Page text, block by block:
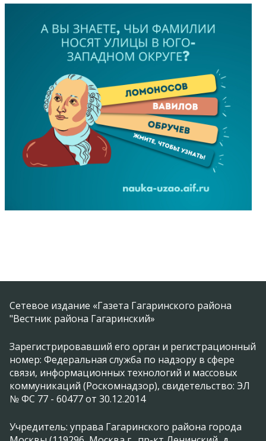
Сетевое издание «Газета Гагаринского района
"Вестник района Гагаринский»
Зарегистрировавший его орган и регистрационный
номер: Федеральная служба по надзору в сфере
связи, информационных технологий и массовых
коммуникаций (Роскомнадзор), свидетельство: ЭЛ
№ ФС 77 - 60477 от 30.12.2014
Учредитель: управа Гагаринского района города